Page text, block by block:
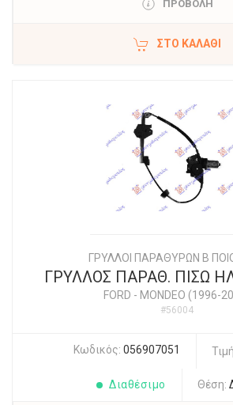
ΠΡΟΒΟΛΗ
ΣΤΟ ΚΑΛΆΘΙ
ΓΡΥΛΛΟΙ ΠΑΡΑΘΥΡΩΝ Β
ΓΡΥΛΛΟΣ ΠΑΡΑΘ. ΠΙΣΩ
FORD - MONDEO (1996-
#56004
Κωδικός: 056907051
Διαθέσιμο Θέση: